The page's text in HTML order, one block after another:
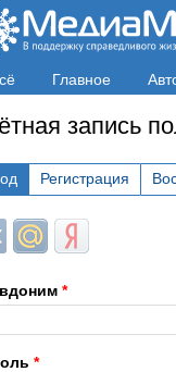
Главное
запись
Регистрация
with ВКонтакте
Login with Mail.ru
Login with
*
*